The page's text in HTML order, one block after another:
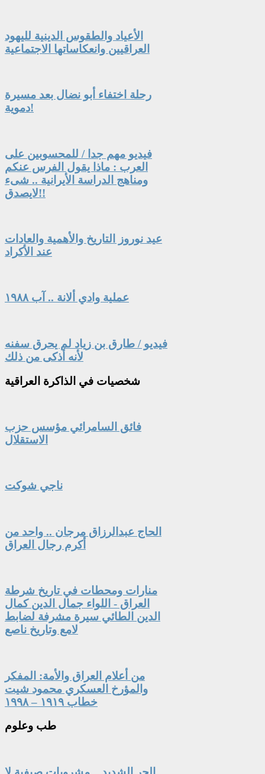
الأعياد والطقوس الدينية لليهود
العراقيين وانعكاساتها الاجتماعية
رحلة اختفاء أبو نضال بعد مسيرة
دموية!
فيديو مهم جدا / للمحسوبين على
العرب : ماذا يقول الفرس عنكم
ومناهج الدراسة الأيرانية .. شىء
لايصدق!!
عيد نوروز التاريخ والأهمية والعادات
عند الأكراد
عملية وادي ألانة .. آب ١٩٨٨
فيديو / طارق بن زياد لم يحرق سفنه
لأنه أذكى من ذلك
شخصيات في الذاكرة العراقية
فائق السامرائي مؤسس حزب
الاستقلال
ناجي شوكت
الحاج عبدالرزاق مرجان .. واحد من
أكرم رجال العراق
منارات ومحطات في تاريخ شرطة
العراق - اللواء جمال الدين كمال
الدين الطائي سيرة مشرفة لضابط
لامع وتاريخ ناصع
من أعلام العراق والأمة: المفكر
والمؤرخ العسكري محمود شيت
خطاب ١٩١٩ – ١٩٩٨
طب وعلوم